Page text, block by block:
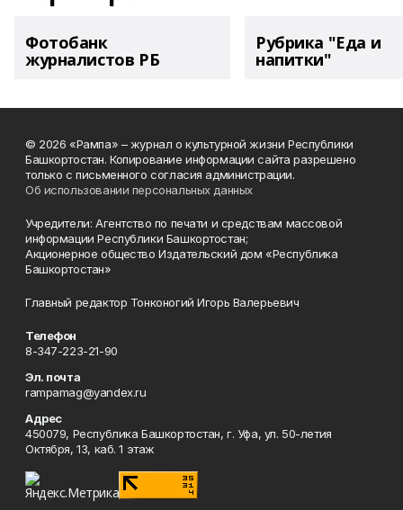
Фотобанк
журналистов РБ
Рубрика "Еда и
напитки"
© 2026 «Рампа» – журнал о культурной жизни Республики
Башкортостан. Копирование информации сайта разрешено
только с письменного согласия администрации.
Об использовании персональных данных
Учредители: Агентство по печати и средствам массовой
информации Республики Башкортостан;
Акционерное общество Издательский дом «Республика
Башкортостан»
Главный редактор Тонконогий Игорь Валерьевич
Телефон
8-347-223-21-90
Эл. почта
rampamag@yandex.ru
Адрес
450079, Республика Башкортостан, г. Уфа, ул. 50-летия
Октября, 13, каб. 1 этаж